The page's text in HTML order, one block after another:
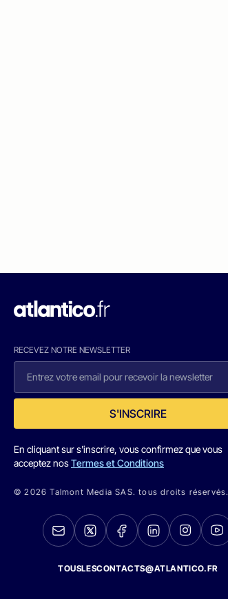
RECEVEZ NOTRE NEWSLETTER
S'INSCRIRE
En cliquant sur s'inscrire, vous confirmez que vous
acceptez nosTermes et Conditions
© 2026 Talmont Media SAS. tous droits réservés.
TOUSLESCONTACTS@ATLANTICO.FR